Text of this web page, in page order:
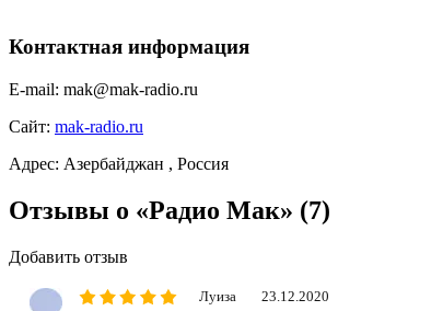
Контактная информация
E-mail: mak@mak-radio.ru
Сайт: mak-radio.ru
Адрес: Азербайджан , Россия
Отзывы о «Радио Мак» (7)
Добавить отзыв
Луиза 23.12.2020